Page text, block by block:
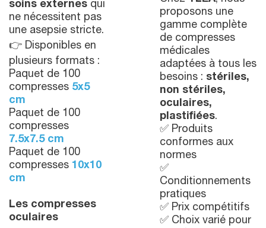
soins externes qui
ne nécessitent pas
une asepsie stricte.
👉 Disponibles en
plusieurs formats :
Paquet de 100
compresses 5x5
cm
Paquet de 100
compresses
7.5x7.5 cm
Paquet de 100
compresses 10x10
cm
Les compresses
oculaires
proposons une
gamme complète
de compresses
médicales
adaptées à tous les
besoins : stériles,
non stériles,
oculaires,
plastifiées.
✅ Produits
conformes aux
normes
✅
Conditionnements
pratiques
✅ Prix compétitifs
✅ Choix varié pour